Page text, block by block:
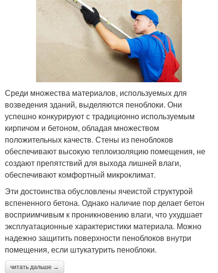
Среди множества материалов, используемых для
возведения зданий, выделяются пеноблоки. Они
успешно конкурируют с традиционно используемым
кирпичом и бетоном, обладая множеством
положительных качеств. Стены из пеноблоков
обеспечивают высокую теплоизоляцию помещения, не
создают препятствий для выхода лишней влаги,
обеспечивают комфортный микроклимат.
Эти достоинства обусловлены ячеистой структурой
вспененного бетона. Однако наличие пор делает бетон
восприимчивым к проникновению влаги, что ухудшает
эксплуатационные характеристики материала. Можно
надежно защитить поверхности пеноблоков внутри
помещения, если штукатурить пеноблоки.
читать дальше →